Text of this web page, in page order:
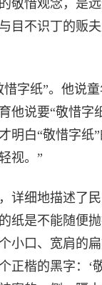
敬惜观念，是
目不识丁的贩
字纸”。他说
他说要“敬惜字
明白“敬惜字纸
视。”
详细地描述了
纸是不能随便
小口、宽肩的
正楷的黑字：‘